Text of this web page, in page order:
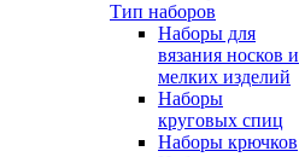
Тип наборов
Наборы для
вязания носков и
мелких изделий
Наборы
круговых спиц
Наборы крючков